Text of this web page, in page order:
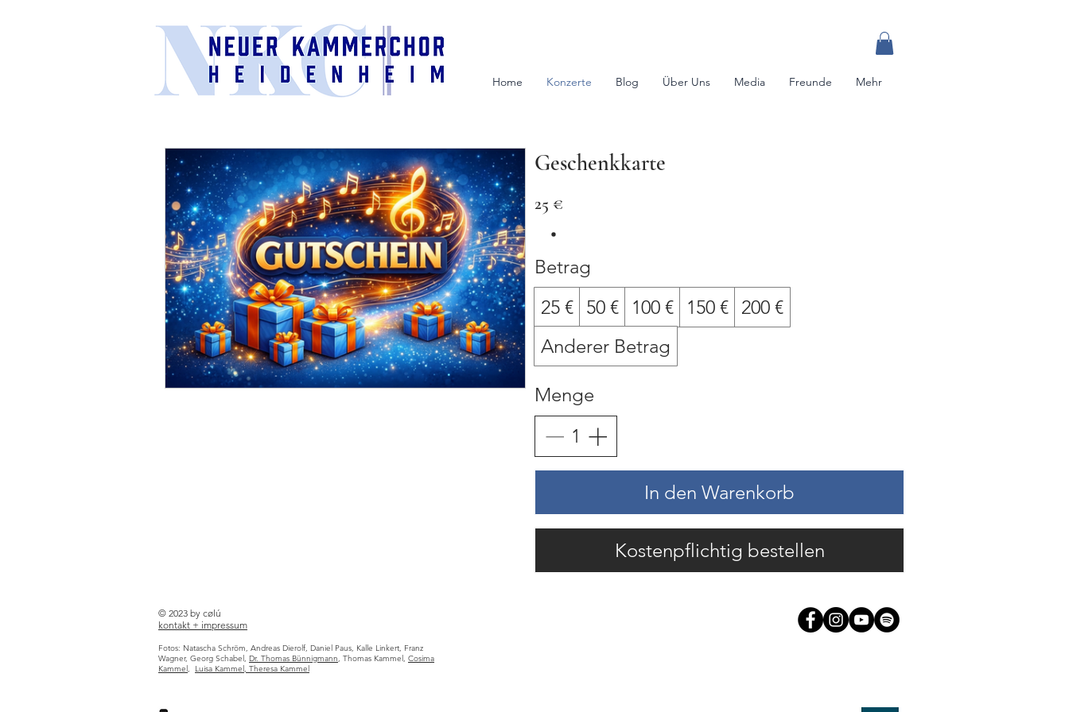
Home Konzerte Blog Über Uns Media Freunde Mehr
Geschenkkarte
25 €
Betrag
25 € 50 € 100 € 150 € 200 €
Anderer Betrag
Menge
In den Warenkorb
Kostenpflichtig bestellen
© 2023 by cølú
kontakt + impressum
Fotos: Natascha Schröm, Andreas Dierolf, Daniel Paus, Kalle Linkert, Franz
Wagner, Georg Schabel, Dr. Thomas Bünnigmann, Thomas Kammel, Cosima
Kammel, Luisa Kammel, Theresa Kammel